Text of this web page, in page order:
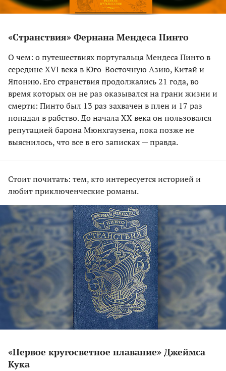
«Странствия» Фернана Мендеса Пинто
О чем: о путешествиях португальца Мендеса Пинто в
середине XVI века в Юго-Восточную Азию, Китай и
Японию. Его странствия продолжались 21 года, во
время которых он не раз оказывался на грани жизни и
смерти: Пинто был 13 раз захвачен в плен и 17 раз
попадал в рабство. До начала ХХ века он пользовался
репутацией барона Мюнхгаузена, пока позже не
выяснилось, что все в его записках — правда.
Стоит почитать: тем, кто интересуется историей и
любит приключенческие романы.
«Первое кругосветное плавание» Джеймса
Кука